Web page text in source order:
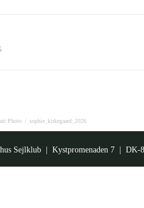
Photo / sophie_kirkegaard_2026
Sejlklub | Kystpromenaden 7 | DK-